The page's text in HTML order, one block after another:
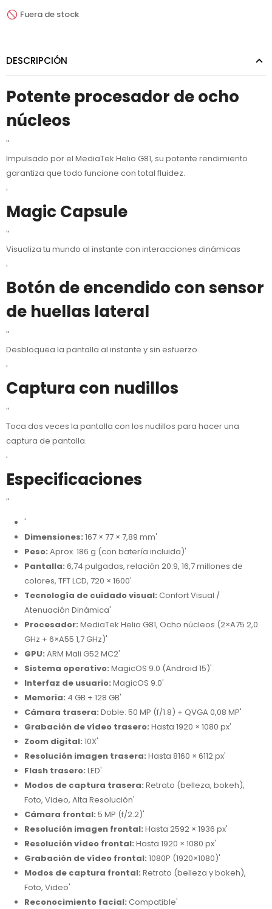
Fuera de stock
DESCRIPCIÓN
Potente procesador de ocho
núcleos
''
Impulsado por el MediaTek Helio G81, su potente rendimiento
garantiza que todo funcione con total fluidez.
'
Magic Capsule
''
Visualiza tu mundo al instante con interacciones dinámicas
'
Botón de encendido con sensor
de huellas lateral
''
Desbloquea la pantalla al instante y sin esfuerzo.
'
Captura con nudillos
''
Toca dos veces la pantalla con los nudillos para hacer una
captura de pantalla.
'
Especificaciones
''
'
Dimensiones: 167 × 77 × 7,89 mm'
Peso: Aprox. 186 g (con batería incluida)'
Pantalla: 6,74 pulgadas, relación 20:9, 16,7 millones de
colores, TFT LCD, 720 × 1600'
Tecnología de cuidado visual: Confort Visual /
Atenuación Dinámica'
Procesador: MediaTek Helio G81, Ocho núcleos (2×A75 2,0
GHz + 6×A55 1,7 GHz)'
GPU: ARM Mali G52 MC2'
Sistema operativo: MagicOS 9.0 (Android 15)'
Interfaz de usuario: MagicOS 9.0'
Memoria: 4 GB + 128 GB'
Cámara trasera: Doble: 50 MP (f/1.8) + QVGA 0,08 MP'
Grabación de vídeo trasero: Hasta 1920 × 1080 px'
Zoom digital: 10X'
Resolución imagen trasera: Hasta 8160 × 6112 px'
Flash trasero: LED'
Modos de captura trasera: Retrato (belleza, bokeh),
Foto, Video, Alta Resolución'
Cámara frontal: 5 MP (f/2.2)'
Resolución imagen frontal: Hasta 2592 × 1936 px'
Resolución vídeo frontal: Hasta 1920 × 1080 px'
Grabación de vídeo frontal: 1080P (1920×1080)'
Modos de captura frontal: Retrato (belleza y bokeh),
Foto, Video'
Reconocimiento facial: Compatible'